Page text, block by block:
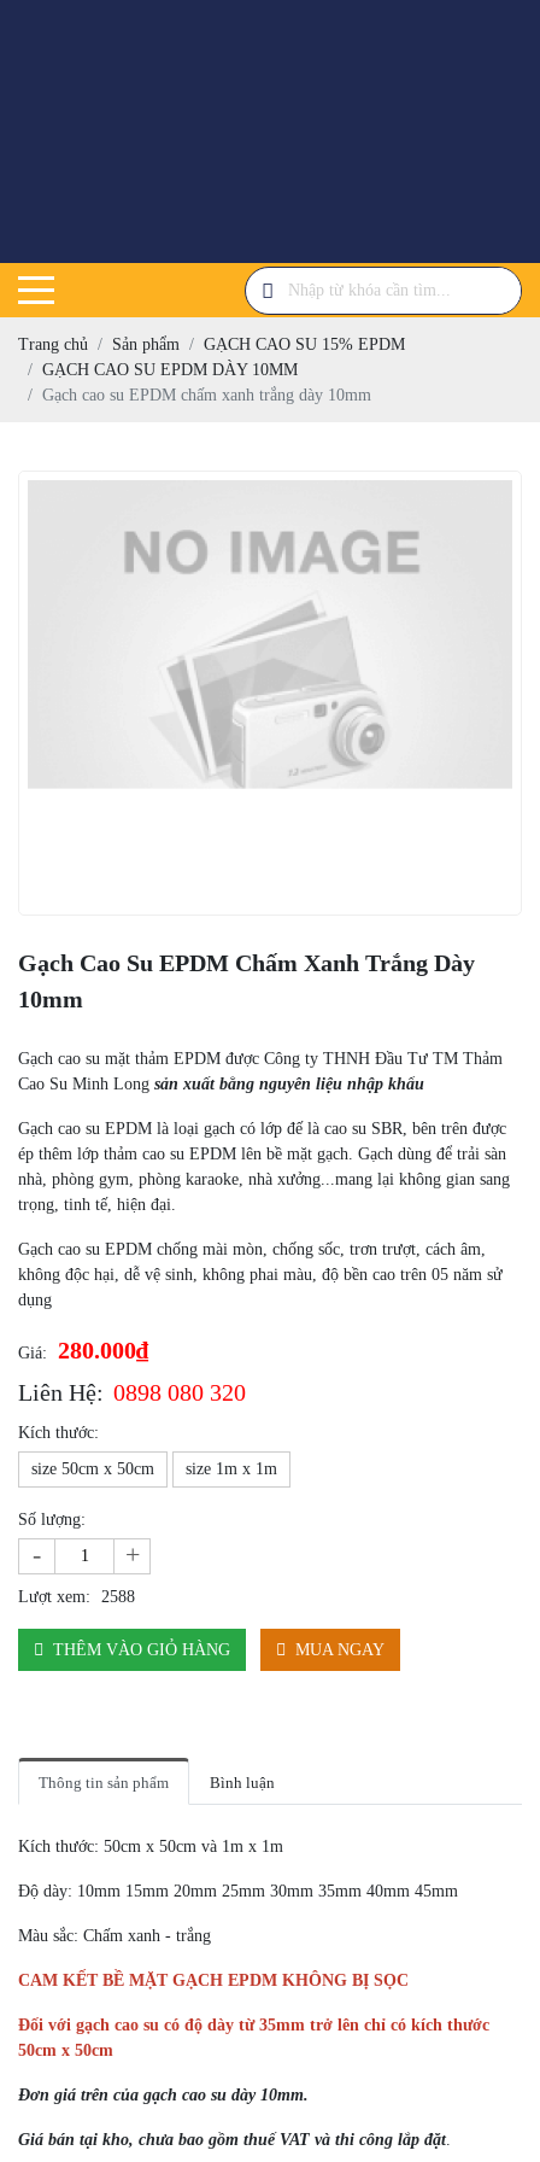
Trang chủ Sản phẩm
GẠCH CAO SU 15% EPDM
GẠCH CAO SU EPDM DÀY 10MM
Gạch cao su EPDM chấm xanh trắng dày 10mm
Gạch Cao Su EPDM Chấm Xanh Trắng Dày
10mm
Gạch cao su mặt thảm EPDM được Công ty THNH Đầu Tư TM Thảm
Cao Su Minh Long sản xuất bằng nguyên liệu nhập khẩu
Gạch cao su EPDM là loại gạch có lớp đế là cao su SBR, bên trên được
ép thêm lớp thảm cao su EPDM lên bề mặt gạch. Gạch dùng để trải sàn
nhà, phòng gym, phòng karaoke, nhà xưởng...mang lại không gian sang
trọng, tinh tế, hiện đại.
Gạch cao su EPDM chống mài mòn, chống sốc, trơn trượt, cách âm,
không độc hại, dễ vệ sinh, không phai màu, độ bền cao trên 05 năm sử
dụng
Giá:
280.000₫
Liên Hệ: 0898 080 320
Kích thước:
size 50cm x 50cm
size 1m x 1m
Số lượng:
- +
Lượt xem: 2588
THÊM VÀO GIỎ HÀNG MUA NGAY
Thông tin sản phẩm Bình luận
Kích thước: 50cm x 50cm và 1m x 1m
Độ dày: 10mm 15mm 20mm 25mm 30mm 35mm 40mm 45mm
Màu sắc: Chấm xanh - trắng
CAM KẾT BỀ MẶT GẠCH EPDM KHÔNG BỊ SỌC
Đối với gạch cao su có độ dày từ 35mm trở lên chỉ có kích thước
50cm x 50cm
Đơn giá trên của gạch cao su dày 10mm.
Giá bán tại kho, chưa bao gồm thuế VAT và thi công lắp đặt.